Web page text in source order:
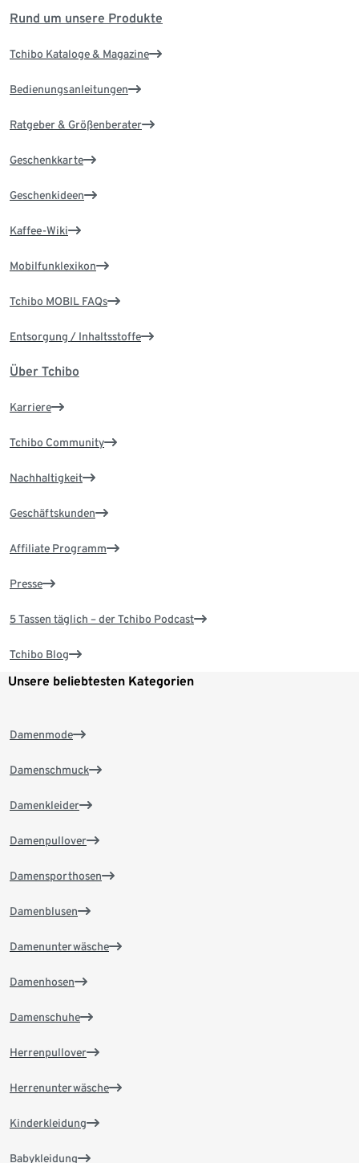
Rund um unsere Produkte
Tchibo Kataloge & Magazine
Bedienungsanleitungen
Ratgeber & Größenberater
Geschenkkarte
Geschenkideen
Kaffee-Wiki
Mobilfunklexikon
Tchibo MOBIL FAQs
Entsorgung / Inhaltsstoffe
Über Tchibo
Karriere
Tchibo Community
Nachhaltigkeit
Geschäftskunden
Affiliate Programm
Presse
5 Tassen täglich – der Tchibo Podcast
Tchibo Blog
Unsere beliebtesten Kategorien
Damenmode
Damenschmuck
Damenkleider
Damenpullover
Damensporthosen
Damenblusen
Damenunterwäsche
Damenhosen
Damenschuhe
Herrenpullover
Herrenunterwäsche
Kinderkleidung
Babykleidung